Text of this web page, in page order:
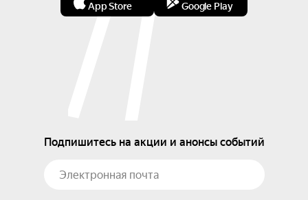
App Store Google Play
Подпишитесь на акции и анонсы событий